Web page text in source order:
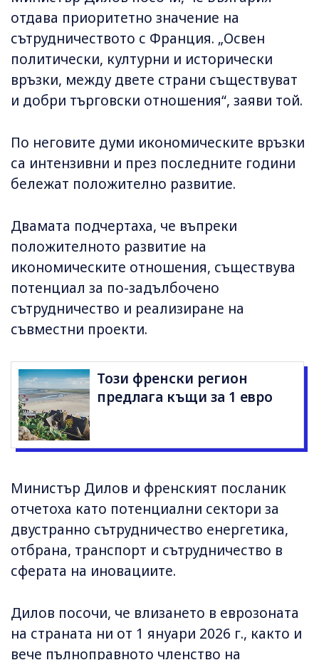
отдава приоритетно значение на
сътрудничеството с Франция. „Освен
политически, културни и исторически
връзки, между двете страни съществуват
и добри търговски отношения“, заяви той.
По неговите думи икономическите връзки
са интензивни и през последните години
бележат положително развитие.
Двамата подчертаха, че въпреки
положителното развитие на
икономическите отношения, съществува
потенциал за по-задълбочено
сътрудничество и реализиране на
съвместни проекти.
Този френски регион
предлага къщи за 1 евро
Министър Дилов и френският посланик
отчетоха като потенциални сектори за
двустранно сътрудничество енергетика,
отбрана, транспорт и сътрудничество в
сферата на иновациите.
Дилов посочи, че влизането в еврозоната
на страната ни от 1 януари 2026 г., както и
вече пълноправното членство на